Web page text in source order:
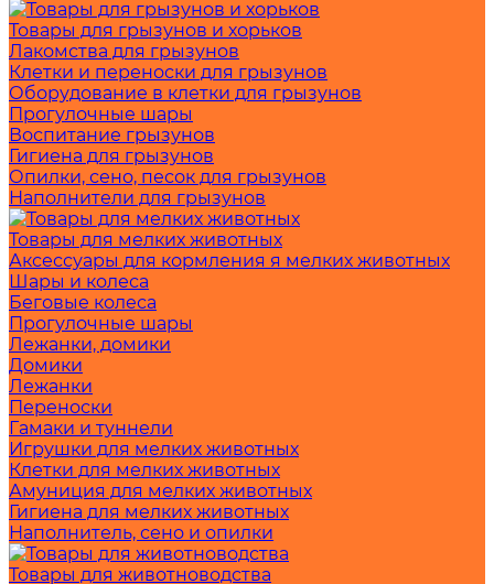
Товары для грызунов и хорьков
Лакомства для грызунов
Клетки и переноски для грызунов
Оборудование в клетки для грызунов
Прогулочные шары
Воспитание грызунов
Гигиена для грызунов
Опилки, сено, песок для грызунов
Наполнители для грызунов
Товары для мелких животных
Аксессуары для кормления я мелких животных
Шары и колеса
Беговые колеса
Прогулочные шары
Лежанки, домики
Домики
Лежанки
Переноски
Гамаки и туннели
Игрушки для мелких животных
Клетки для мелких животных
Амуниция для мелких животных
Гигиена для мелких животных
Наполнитель, сено и опилки
Товары для животноводства